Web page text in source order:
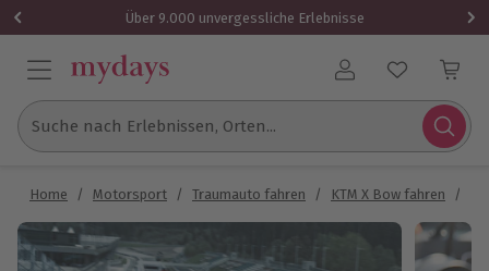
Über 9.000 unvergessliche Erlebnisse
Benutzerkonto
Suche nach Erlebnissen, Orten...
Home / Motorsport / Traumauto fahren / KTM X Bow fahren /